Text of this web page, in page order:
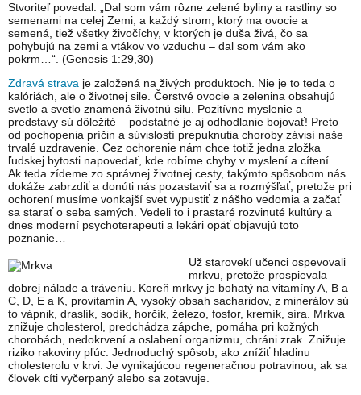
Stvoriteľ povedal: „Dal som vám rôzne zelené byliny a rastliny so
semenami na celej Zemi, a každý strom, ktorý ma ovocie a
semená, tiež všetky živočíchy, v ktorých je duša živá, čo sa
pohybujú na zemi a vtákov vo vzduchu – dal som vám ako
pokrm…“. (Genesis 1:29,30)
Zdravá strava je založená na živých produktoch. Nie je to teda o
kalóriách, ale o životnej sile. Čerstvé ovocie a zelenina obsahujú
svetlo a svetlo znamená životnú silu. Pozitívne myslenie a
predstavy sú dôležité – podstatné je aj odhodlanie bojovať! Preto
od pochopenia príčin a súvislostí prepuknutia choroby závisí naše
trvalé uzdravenie. Cez ochorenie nám chce totiž jedna zložka
ľudskej bytosti napovedať, kde robíme chyby v myslení a cítení…
Ak teda zídeme zo správnej životnej cesty, takýmto spôsobom nás
dokáže zabrzdiť a donúti nás pozastaviť sa a rozmýšľať, pretože pri
ochorení musíme vonkajší svet vypustiť z nášho vedomia a začať
sa starať o seba samých. Vedeli to i prastaré rozvinuté kultúry a
dnes moderní psychoterapeuti a lekári opäť objavujú toto
poznanie…
Už starovekí učenci ospevovali
mrkvu, pretože prospievala
dobrej nálade a tráveniu. Koreň mrkvy je bohatý na vitamíny A, B a
C, D, E a K, provitamín A, vysoký obsah sacharidov, z minerálov sú
to vápnik, draslík, sodík, horčík, železo, fosfor, kremík, síra. Mrkva
znižuje cholesterol, predchádza zápche, pomáha pri kožných
chorobách, nedokrvení a oslabení organizmu, chráni zrak. Znižuje
riziko rakoviny pľúc. Jednoduchý spôsob, ako znížiť hladinu
cholesterolu v krvi. Je vynikajúcou regeneračnou potravinou, ak sa
človek cíti vyčerpaný alebo sa zotavuje.